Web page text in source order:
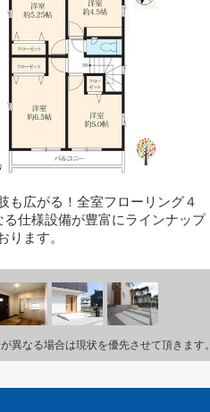
も広がる！全室フローリング４
仕様設備が豊富にラインナップ
ります。
異なる場合は現状を優先させて頂きます。